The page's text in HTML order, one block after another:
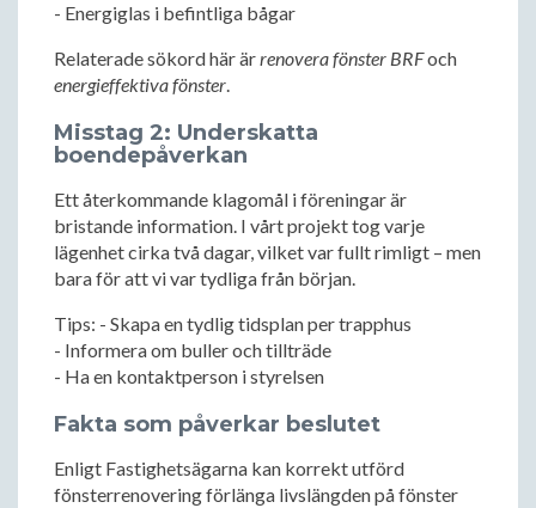
- Energiglas i befintliga bågar
Relaterade sökord här ärrenovera fönster BRFoch
energieffektiva fönster.
Misstag 2: Underskatta
boendepåverkan
Ett återkommande klagomål i föreningar är
bristande information. I vårt projekt tog varje
lägenhet cirka två dagar, vilket var fullt rimligt – men
bara för att vi var tydliga från början.
Tips: - Skapa en tydlig tidsplan per trapphus
- Informera om buller och tillträde
- Ha en kontaktperson i styrelsen
Fakta som påverkar beslutet
Enligt Fastighetsägarna kan korrekt utförd
fönsterrenovering förlänga livslängden på fönster